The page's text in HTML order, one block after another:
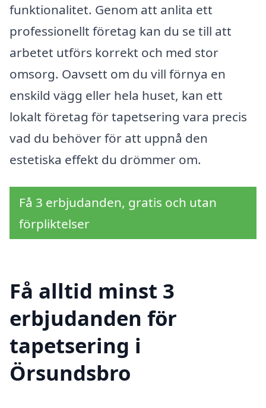
funktionalitet. Genom att anlita ett
professionellt företag kan du se till att
arbetet utförs korrekt och med stor
omsorg. Oavsett om du vill förnya en
enskild vägg eller hela huset, kan ett
lokalt företag för tapetsering vara precis
vad du behöver för att uppnå den
estetiska effekt du drömmer om.
Få 3 erbjudanden, gratis och utan
förpliktelser
Få alltid minst 3
erbjudanden för
tapetsering i
Örsundsbro